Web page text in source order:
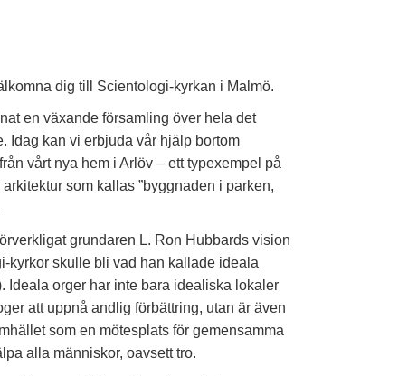
dig till Scientologi-kyrkan i Malmö.
en växande församling över hela det
Idag kan vi erbjuda vår hjälp bortom
vårt nya hem i Arlöv – ett typexempel på
som kallas ”byggnaden i parken,
grundaren L. Ron Hubbards vision
kyrkor skulle bli vad han kallade ideala
Ideala orger har inte bara idealiska lokaler
att uppnå andlig förbättring, utan är även
som en mötesplats för gemensamma
alla människor, oavsett tro.